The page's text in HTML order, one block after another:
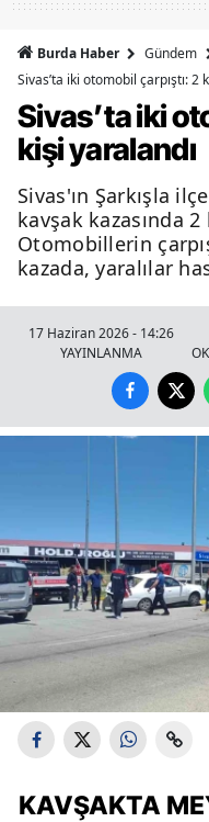
Burda Haber
Gündem
Sivas’ta iki otomobil çarpıştı: 2
Sivas’ta iki
kişi yaralandı
Sivas'ın Şarkışla
kavşak kazasında
Otomobillerin
kazada, yaralılar
17 Haziran 2026 - 14:26
YAYINLANMA
KAVŞAKTA